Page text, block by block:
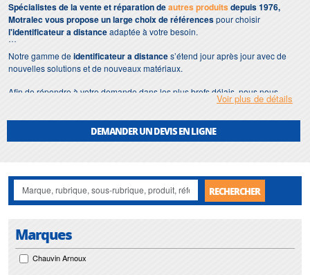
Spécialistes de la vente et réparation deautres produits depuis 1976,
Motralec vous propose un large choix de référencespour choisir
l'identificateur a distanceadaptée à votre besoin.
Notre gamme deidentificateur a distances’étend jour après jour avec de
nouvelles solutions et de nouveaux matériaux.
Afin de répondre à votre demande dans les plus brefs délais, nous nous
identificateur a
Motralecmet également à votre disposition son service deréparationet
Nos interventions sur toute l'Ile de France suivant vos besoins et vos
contraintes sont un gage d'efficacité, et garantissent l'absence de perturbation
de vos installations deidentificateur a distance.
Voir plus de détails
DEMANDER UN DEVIS EN LIGNE
RECHERCHER
Marques
Chauvin Arnoux